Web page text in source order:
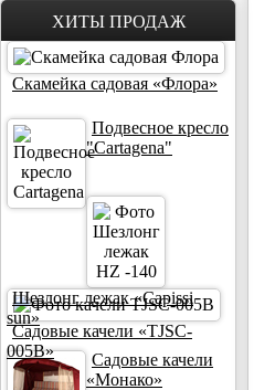
ХИТЫ ПРОДАЖ
Скамейка садовая «Флора»
Подвесное кресло
"Cartagena"
Шезлонг лежак «Capissi
sun»
Садовые качели «TJSC-
005B»
Садовые качели
«Монако»